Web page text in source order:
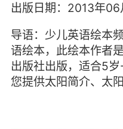
出版日期：2013年06
导语：少儿英语绘本
语绘本，此绘本作者
出版社出版，适合5
您提供太阳简介、太